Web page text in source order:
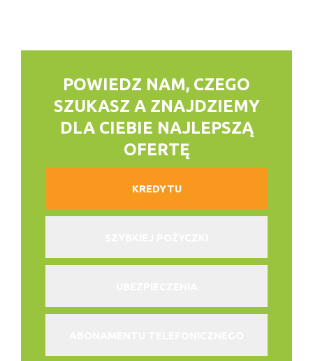
POWIEDZ NAM, CZEGO
SZUKASZ A ZNAJDZIEMY
DLA CIEBIE NAJLEPSZĄ
OFERTĘ
KREDYTU